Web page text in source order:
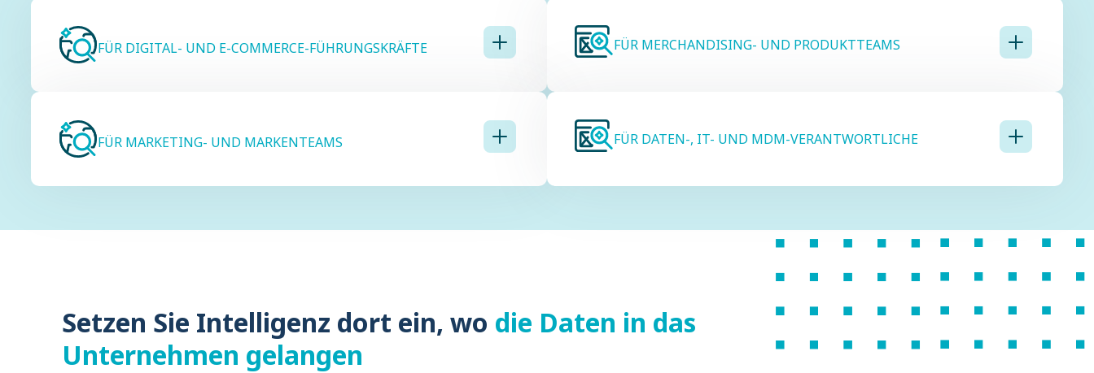
FÜR DIGITAL- UND E-COMMERCE-FÜHRUNGSKRÄFTE FÜR MERCHANDISING- UND PRODUKTTEAMS
FÜR MARKETING- UND MARKENTEAMS FÜR DATEN-, IT- UND MDM-VERANTWORTLICHE
Setzen Sie Intelligenz dort ein, wo die Daten in das
Unternehmen gelangen